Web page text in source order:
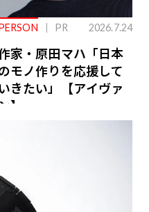
PR 2026.7.24
家・原田マハ「日本
モノ作りを応援して
いきたい」【アイヴァ
ン】